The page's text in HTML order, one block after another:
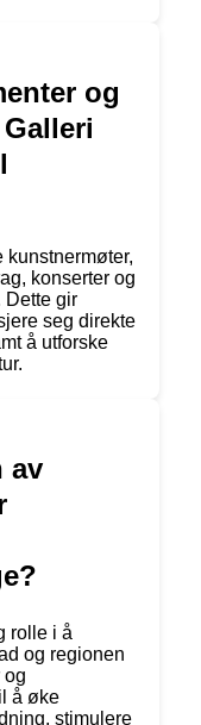
og
kunstnermøter,
konserter og
Dette gir
seg direkte
å utforske
av
rolle i å
og regionen
og
å øke
stimulere